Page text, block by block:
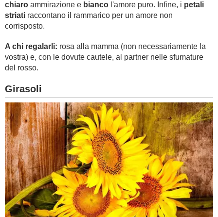
chiaro ammirazione e bianco l'amore puro. Infine, i petali
striati raccontano il rammarico per un amore non
corrisposto.
A chi regalarli: rosa alla mamma (non necessariamente la
vostra) e, con le dovute cautele, al partner nelle sfumature
del rosso.
Girasoli